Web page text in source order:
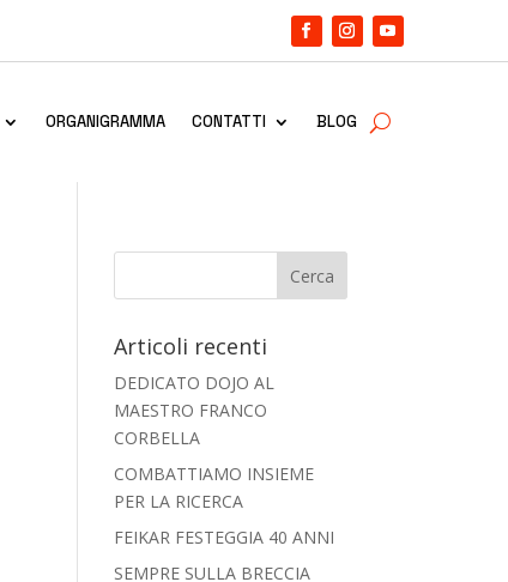
ORGANIGRAMMA CONTATTI BLOG
Articoli recenti
DEDICATO DOJO AL
MAESTRO FRANCO
CORBELLA
COMBATTIAMO INSIEME
PER LA RICERCA
FEIKAR FESTEGGIA 40 ANNI
SEMPRE SULLA BRECCIA